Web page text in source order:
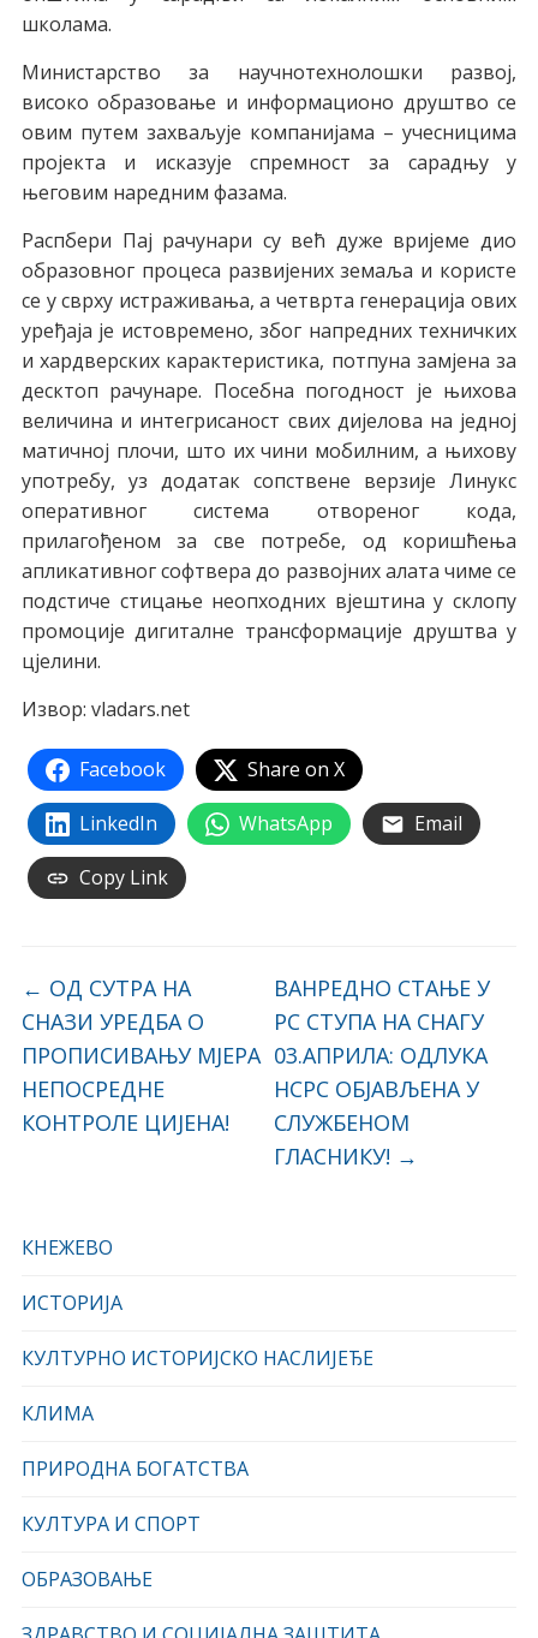
КНЕЖЕВО
ИСТОРИЈА
КУЛТУРНО ИСТОРИЈСКО НАСЛИЈЕЂЕ
КЛИМА
ПРИРОДНА БОГАТСТВА
КУЛТУРА И СПОРТ
ОБРАЗОВАЊЕ
школама.
Министарство за научнотехнолошки развој,
високо образовање и информационо друштво се
овим путем захваљује компанијама – учесницима
пројекта и исказује спремност за сарадњу у
његовим наредним фазама.
Распбери Пај рачунари су већ дуже вријеме дио
образовног процеса развијених земаља и користе
се у сврху истраживања, а четврта генерација ових
уређаја је истовремено, због напредних техничких
и хардверских карактеристика, потпуна замјена за
десктоп рачунаре. Посебна погодност је њихова
величина и интегрисаност свих дијелова на једној
матичној плочи, што их чини мобилним, а њихову
употребу, уз додатак сопствене верзије Линукс
оперативног система отвореног кода,
прилагођеном за све потребе, од коришћења
апликативног софтвера до развојних алата чиме се
подстиче стицање неопходних вјештина у склопу
промоције дигиталне трансформације друштва у
цјелини.
Извор: vladars.net
Facebook Share on X
LinkedIn WhatsApp Email
Copy Link
← OД СУТРА НА
СНАЗИ УРЕДБА О
ПРОПИСИВАЊУ МЈЕРА
НЕПОСРЕДНЕ
КОНТРОЛЕ ЦИЈЕНА!
ВАНРЕДНО СТАЊЕ У
РС СТУПА НА СНАГУ
03.АПРИЛА: ОДЛУКА
НСРС ОБЈАВЉЕНА У
СЛУЖБЕНОМ
ГЛАСНИКУ! →